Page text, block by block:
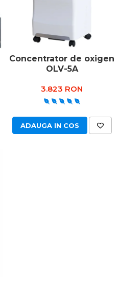
Concentrator de oxigen
OLV-5A
3.823 RON
ADAUGA IN COS